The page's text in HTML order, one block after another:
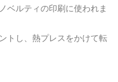
ベルティの印刷に使われま
トし、熱プレスをかけて転